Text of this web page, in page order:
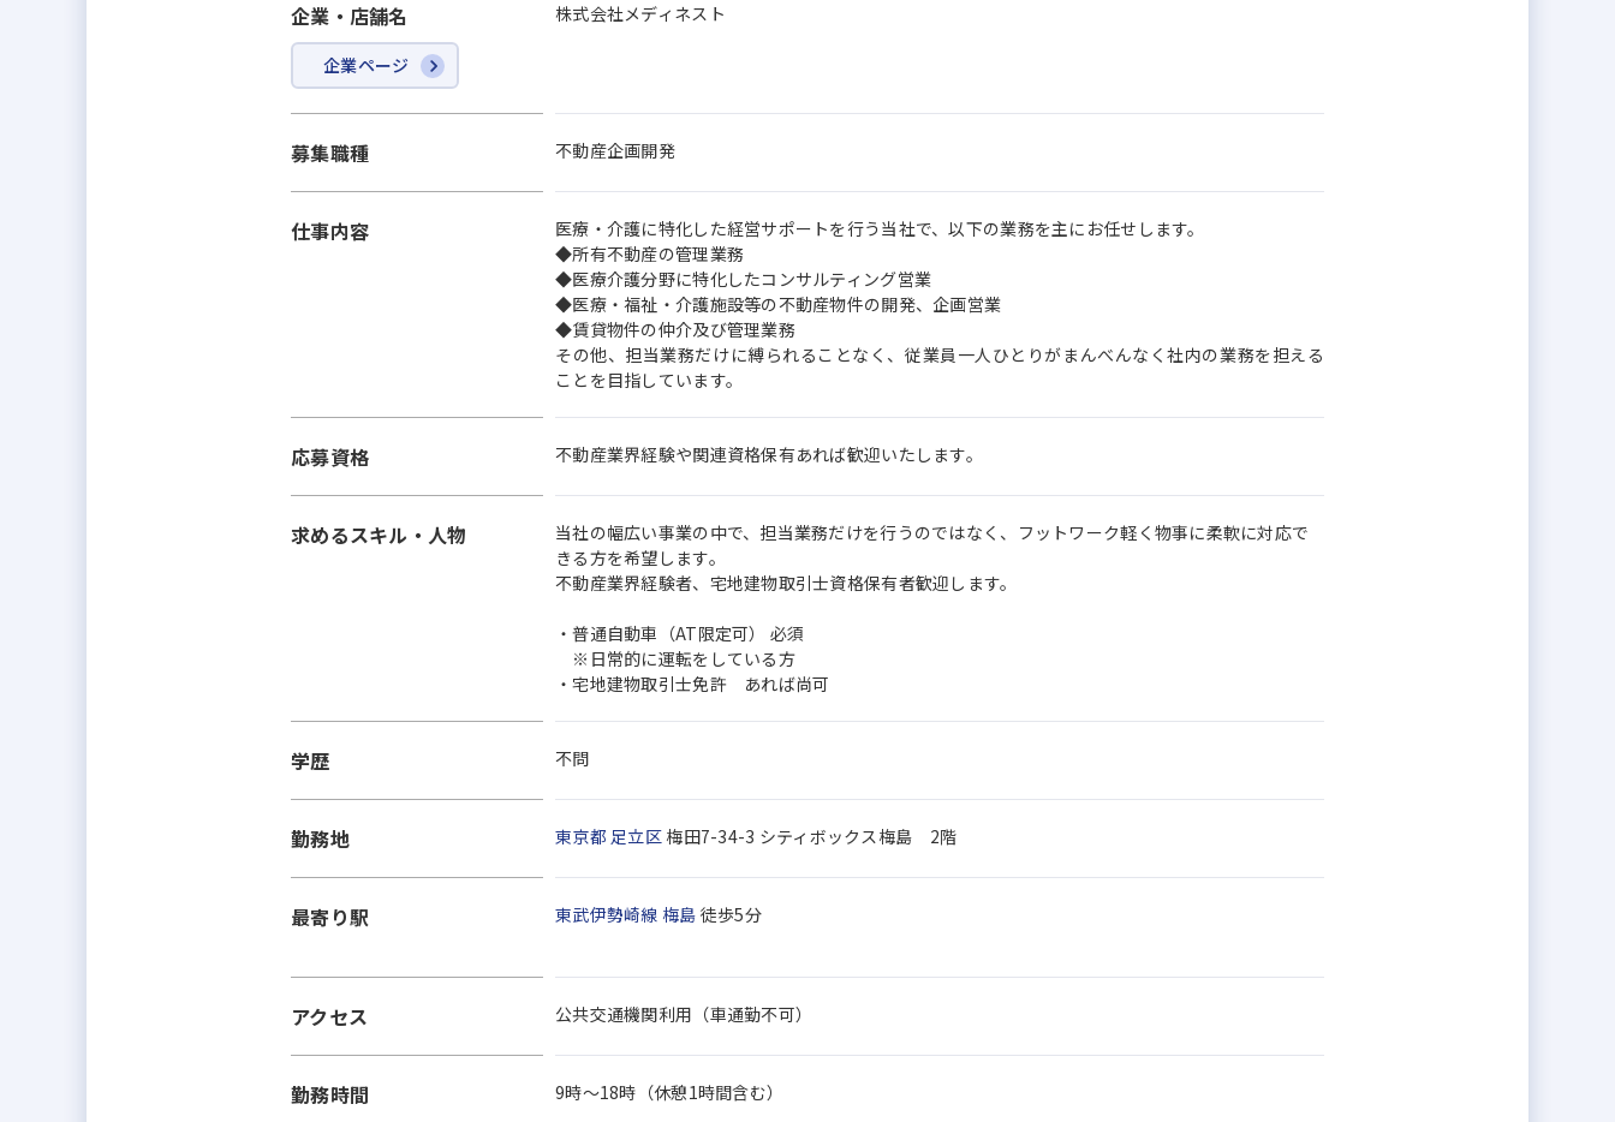
企業・店舗名
企業ページ
株式会社メディネスト
募集職種 不動産企画開発
仕事内容
医療・介護に特化した経営サポートを行う当社で、以下の業務を主にお任せします。
◆所有不動産の管理業務
◆医療介護分野に特化したコンサルティング営業
◆医療・福祉・介護施設等の不動産物件の開発、企画営業
◆賃貸物件の仲介及び管理業務
その他、担当業務だけに縛られることなく、従業員一人ひとりがまんべんなく社内の業務を担える
ことを目指しています。
応募資格 不動産業界経験や関連資格保有あれば歓迎いたします。
求めるスキル・人物
当社の幅広い事業の中で、担当業務だけを行うのではなく、フットワーク軽く物事に柔軟に対応で
きる方を希望します。
不動産業界経験者、宅地建物取引士資格保有者歓迎します。
・普通自動車（AT限定可） 必須
※日常的に運転をしている方
・宅地建物取引士免許 あれば尚可
学歴 不問
勤務地 東京都 足立区梅田7-34-3 シティボックス梅島 2階
最寄り駅 東武伊勢崎線 梅島 徒歩5分
アクセス 公共交通機関利用（車通勤不可）
勤務時間 9時～18時（休憩1時間含む）